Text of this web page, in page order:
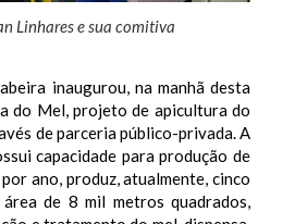
Linhares e sua comitiva
inaugurou, na manhã desta
do Mel, projeto de apicultura do
de parceria público-privada. A
capacidade para produção de
ano, produz, atualmente, cinco
de 8 mil metros quadrados,